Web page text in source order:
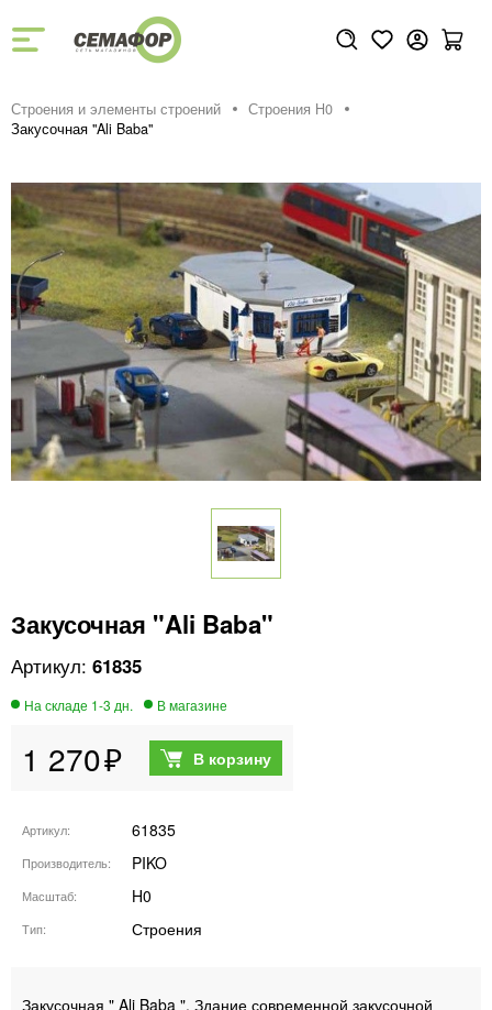
Строения и элементы строений
Строения H0
Закусочная "Ali Baba"
Закусочная "Ali Baba"
61835
1 270
Артикул 61835
Производитель PIKO
Масштаб H0
Тип Строения
Закусочная " Ali Baba ". Здание современной закусочной